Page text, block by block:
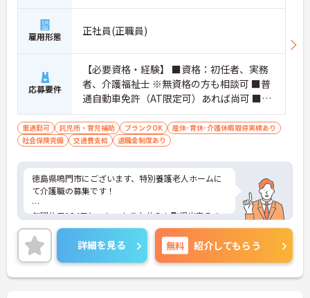
雇用形態 正社員(正職員)
応募要件
【必要資格・経験】 ■資格：初任者、実務
者、介護福祉士 ※無資格の方も相談可 ■普
通自動車免許（AT限定可）あれば尚可 ■PC
スキル（簡単な入力） ■介護職経験のある
方
車通勤可 託児所・育児補助 ブランクOK
産休･育休･介護休暇取得実績あり
社会保険完備
交通費支給 退職金制度あり
徳島県鳴門市にございます、特別養護老人ホームに
て介護職の募集です！
年間休日124日と、しっかりお休みも取得出来るの
で、ワークライフバランスを大切にしたい方にオス
スメです♪
賞与・昇給あり！頑張りをしっかりと評価している
ので、モチベーションを保ちやすい環境です★
詳細を見る 無料 紹介してもらう